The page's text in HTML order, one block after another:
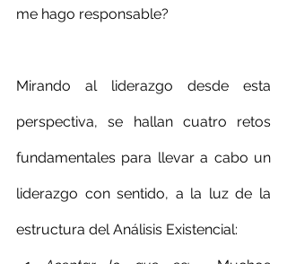
me hago responsable?
Mirando al liderazgo desde esta
perspectiva, se hallan cuatro retos
fundamentales para llevar a cabo un
liderazgo con sentido, a la luz de la
estructura del Análisis Existencial: